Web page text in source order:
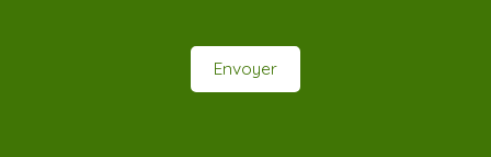
Envoyer